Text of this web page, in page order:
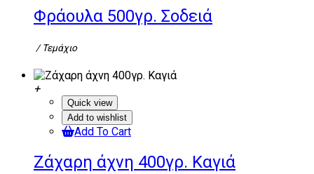
Φράουλα 500γρ. Σοδειά
/ Τεμάχιο
Quick view
Add to wishlist
Add To Cart
Ζάχαρη άχνη 400γρ. Καγιά